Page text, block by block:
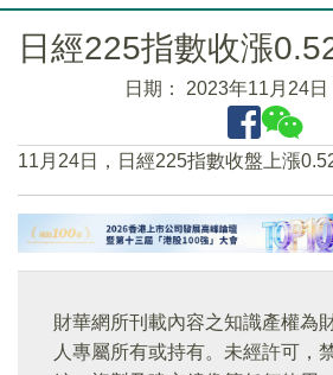
日經225指數收漲
日期： 2023年11月24日
11月24日，日經225指數收盤上漲
財華網所刊載內容之知識產權為
人專屬所有或持有。未經許可，